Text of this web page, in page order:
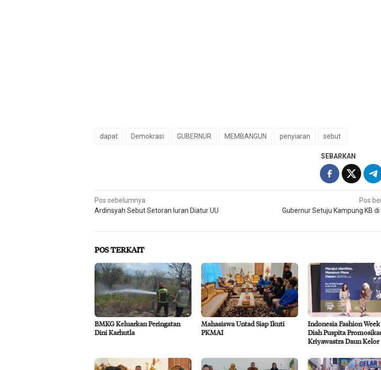
dapat Demokrasi GUBERNUR MEMBANGUN penyiaran sebut
SEBARKAN
Navigasi
pos
Pos sebelumnya
Ardinsyah Sebut Setoran Iuran Diatur UU
Pos
Gubernur Setuju Kampung KB
POS TERKAIT
BMKG Keluarkan Peringatan
Dini Karhutla
Mahasiswa Untad Siap Ikuti
PKMAI
Indonesia Fashion
Diah Puspita
Kriyawastra Daun Kelor